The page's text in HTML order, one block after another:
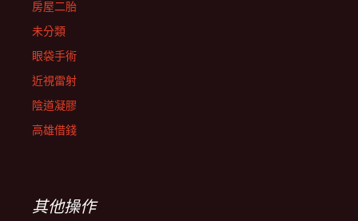
房屋二胎
未分類
眼袋手術
近視雷射
陰道凝膠
高雄借錢
其他操作